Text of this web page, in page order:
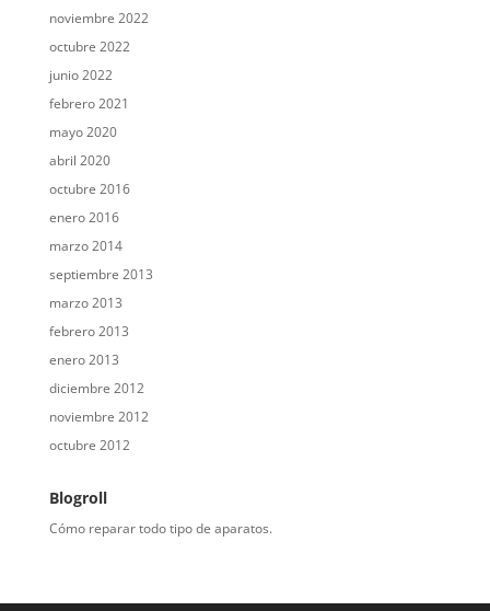
noviembre 2022
octubre 2022
junio 2022
febrero 2021
mayo 2020
abril 2020
octubre 2016
enero 2016
marzo 2014
septiembre 2013
marzo 2013
febrero 2013
enero 2013
diciembre 2012
noviembre 2012
octubre 2012
Blogroll
Cómo reparar todo tipo de aparatos.